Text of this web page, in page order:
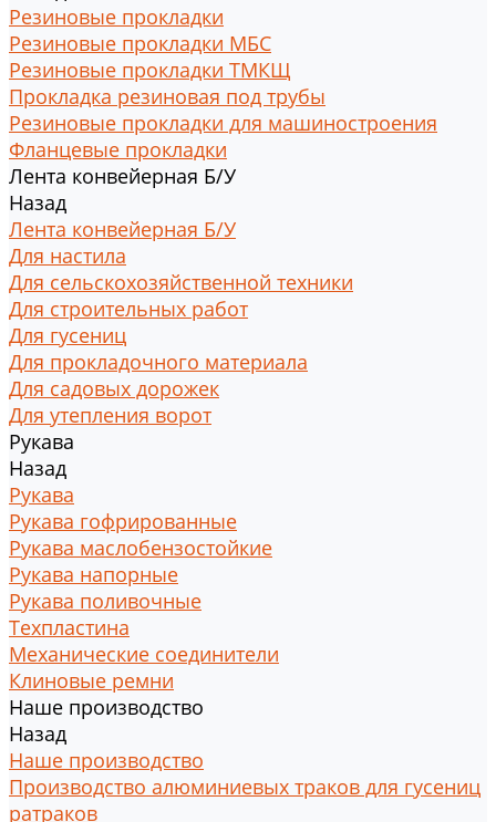
Резиновые прокладки
Резиновые прокладки МБС
Резиновые прокладки ТМКЩ
Прокладка резиновая под трубы
Резиновые прокладки для машиностроения
Фланцевые прокладки
Лента конвейерная Б/У
Назад
Лента конвейерная Б/У
Для настила
Для сельскохозяйственной техники
Для строительных работ
Для гусениц
Для прокладочного материала
Для садовых дорожек
Для утепления ворот
Рукава
Назад
Рукава
Рукава гофрированные
Рукава маслобензостойкие
Рукава напорные
Рукава поливочные
Техпластина
Механические соединители
Клиновые ремни
Наше производство
Назад
Наше производство
Производство алюминиевых траков для гусениц
ратраков